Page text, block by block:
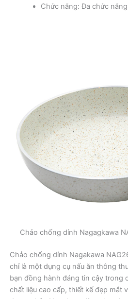
Chức năng: Đa chức
Chảo chống dính Nagagkawa
Chảo chống dính Nagakawa
chỉ là một dụng cụ nấu ăn thông
bạn đồng hành đáng tin cậy trong
chất liệu cao cấp, thiết kế đẹp mắt